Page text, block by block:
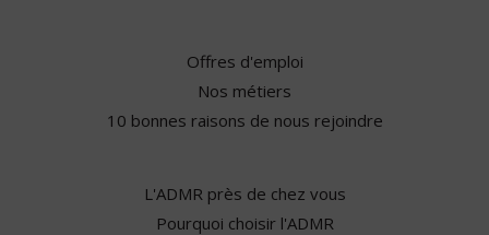
Offres d'emploi
Nos métiers
10 bonnes raisons de nous rejoindre
L'ADMR près de chez vous
Pourquoi choisir l'ADMR